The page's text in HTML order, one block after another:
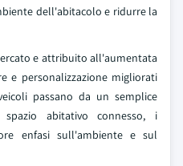
dell'abitacolo e ridurre la
e attribuito all'aumentata
e personalizzazione migliorati
passano da un semplice
abitativo connesso, i
enfasi sull'ambiente e sul